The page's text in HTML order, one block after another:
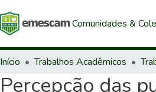
Comunidades &
Início Trabalhos Acadêmicos
Percepção das